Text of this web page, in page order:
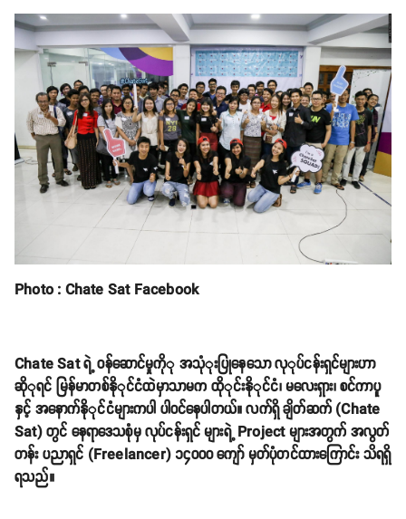
Photo : Chate Sat Facebook
Chate Sat ရဲ့ ဝန်ဆောင်မှုကိုု အသုံုးပြုနေသော လုုပ်ငန်းရှင်များဟာ
ဆိုုရင် မြန်မာတစ်နိုုင်ငံထဲမှာသာမက ထိုုင်းနိုုင်ငံ၊ မလေးရှား၊ စင်ကာပူ
နှင့် အနောက်နိုုင်ငံများကပါ ပါဝင်နေပါတယ်။ လက်ရှိ ချိတ်ဆက် (Chate
Sat) တွင် နေရာဒေသစုံမှ လုပ်ငန်းရှင် များရဲ့ Project များအတွက် အလွတ်
တန်း ပညာရှင် (Freelancer) ၁၄၀၀၀ ကျော် မှတ်ပုံတင်ထားကြောင်း သိရရှိ
ရသည်။